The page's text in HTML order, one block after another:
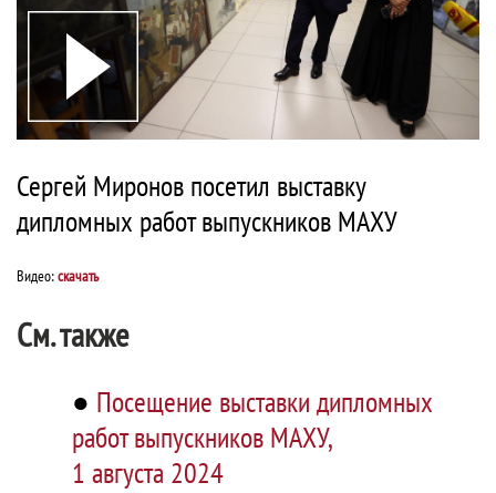
Сергей Миронов посетил выставку
дипломных работ выпускников МАХУ
Видео:скачать
См. также
● Посещение выставки дипломных
работ выпускников МАХУ,
1 августа 2024